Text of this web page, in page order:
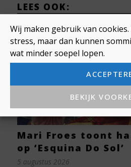
Wij maken gebruik van cookies.
stress, maar dan kunnen
wat minder soepel lopen.
BEKIJK
LEES OOK:
Mari Froes toont
op ‘Esquina Do Sol’
5 augustus 2026